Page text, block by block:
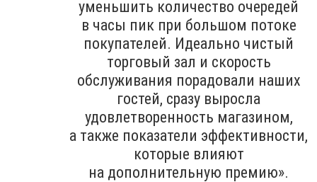
уменьшить количество очередей
в часы пик при большом потоке
покупателей. Идеально чистый
торговый зал и скорость
обслуживания порадовали наших
гостей, сразу выросла
удовлетворенность магазином,
а также показатели эффективности,
которые влияют
на дополнительную премию».